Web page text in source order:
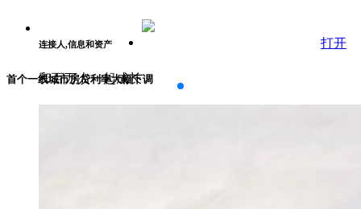
连接人,信息和资产
和百万人一起成长
打开
首个一线城市房贷利率大幅下调